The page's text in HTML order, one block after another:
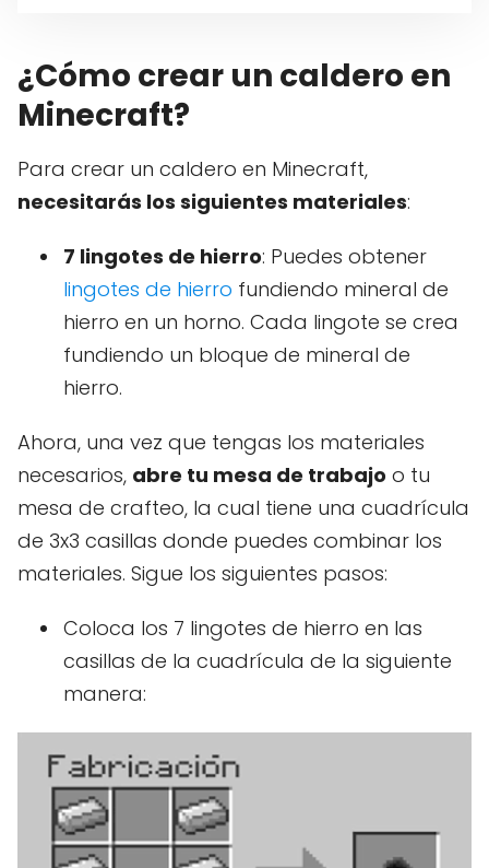
¿Cómo crear un caldero en
Minecraft?
Para crear un caldero en Minecraft,
necesitarás los siguientes materiales:
7 lingotes de hierro: Puedes obtener
lingotes de hierro fundiendo mineral de
hierro en un horno. Cada lingote se crea
fundiendo un bloque de mineral de
hierro.
Ahora, una vez que tengas los materiales
necesarios, abre tu mesa de trabajo o tu
mesa de crafteo, la cual tiene una cuadrícula
de 3x3 casillas donde puedes combinar los
materiales. Sigue los siguientes pasos:
Coloca los 7 lingotes de hierro en las
casillas de la cuadrícula de la siguiente
manera: